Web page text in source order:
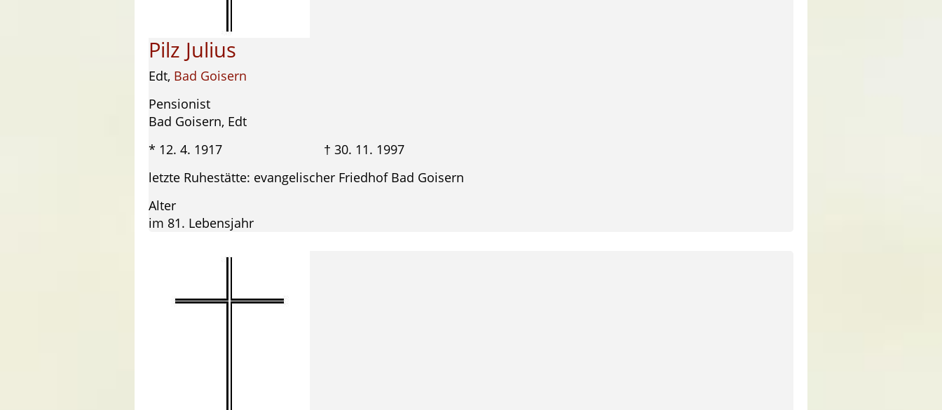
Pilz Julius
Edt, Bad Goisern
Pensionist
Bad Goisern, Edt
* 12. 4. 1917 † 30. 11. 1997
letzte Ruhestätte: evangelischer Friedhof Bad Goisern
Alter
im 81. Lebensjahr